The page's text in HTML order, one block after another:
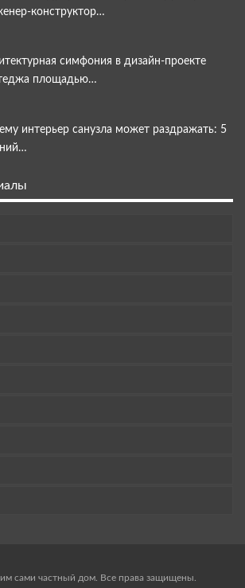
конструктор…
симфония в дизайн-проекте
площадью…
интерьер санузла может раздражать: 5
сами частный дом. Все права защищены.